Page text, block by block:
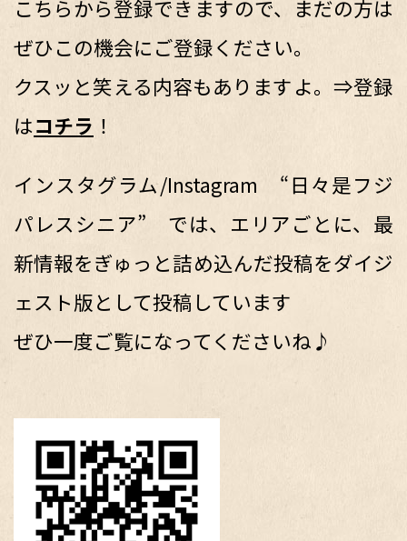
こちらから登録できますので、まだの方は
ぜひこの機会にご登録ください。
クスッと笑える内容もありますよ。⇒登録
はコチラ ！
インスタグラム/Instagram “日々是フジ
パレスシニア” では、エリアごとに、最
新情報をぎゅっと詰め込んだ投稿をダイジ
ェスト版として投稿しています
ぜひ一度ご覧になってくださいね♪